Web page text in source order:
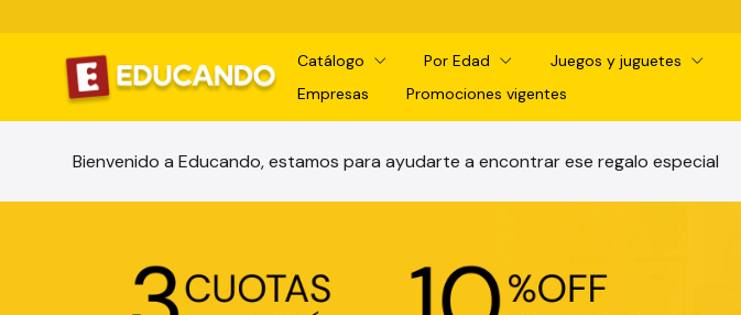
Catálogo Por Edad Juegos y juguetes
Empresas
Promociones vigentes
Bienvenido a Educando, estamos para ayudarte a encontrar ese regalo especial